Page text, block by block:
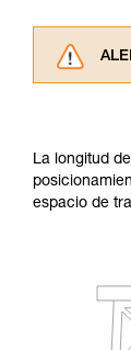
La longitud
espacio de